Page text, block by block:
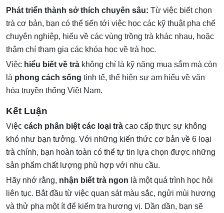
Phát triển thành sở thích chuyên sâu: Từ việc biết chọn
trà cơ bản, bạn có thể tiến tới việc học các kỹ thuật pha chế
chuyên nghiệp, hiểu về các vùng trồng trà khác nhau, hoặc
thậm chí tham gia các khóa học về trà học.
Việc hiểu biết về trà không chỉ là kỹ năng mua sắm mà còn
là phong cách sống tinh tế, thể hiện sự am hiểu về văn
hóa truyền thống Việt Nam.
Kết Luận
Việc cách phân biệt các loại trà cao cấp thực sự không
khó như bạn tưởng. Với những kiến thức cơ bản về 6 loại
trà chính, bạn hoàn toàn có thể tự tin lựa chọn được những
sản phẩm chất lượng phù hợp với nhu cầu.
Hãy nhớ rằng, nhận biết trà ngon là một quá trình học hỏi
liên tục. Bắt đầu từ việc quan sát màu sắc, ngửi mùi hương
và thử pha một ít để kiểm tra hương vị. Dần dần, bạn sẽ